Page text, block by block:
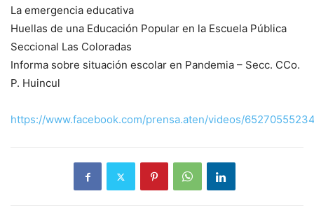
La emergencia educativa
Huellas de una Educación Popular en la Escuela Pública
Seccional Las Coloradas
Informa sobre situación escolar en Pandemia – Secc. CCo.
P. Huincul
https://www.facebook.com/prensa.aten/videos/